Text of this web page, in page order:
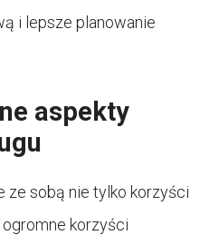
i lepsze planowanie
aspekty
ze sobą nie tylko korzyści
korzyści